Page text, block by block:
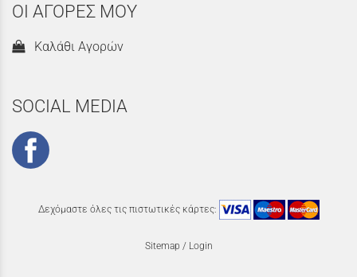
ΟΙ ΑΓΟΡΕΣ ΜΟΥ
Καλάθι Αγορών
SOCIAL MEDIA
Δεχόμαστε όλες τις πιστωτικές κάρτες:
Sitemap / Login